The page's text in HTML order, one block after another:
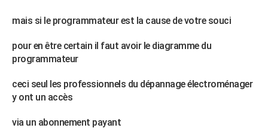
mais si le programmateur est la cause de votre souci
pour en être certain il faut avoir le diagramme du
programmateur
ceci seul les professionnels du dépannage électroménager
y ont un accès
via un abonnement payant